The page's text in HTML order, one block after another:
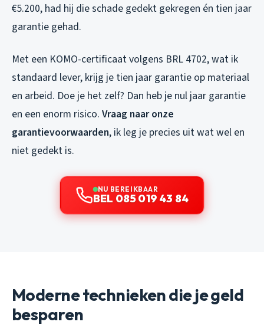
€5.200, had hij die schade gedekt gekregen én tien jaar
garantie gehad.
Met een KOMO-certificaat volgens BRL 4702, wat ik
standaard lever, krijg je tien jaar garantie op materiaal
en arbeid. Doe je het zelf? Dan heb je nul jaar garantie
en een enorm risico. Vraag naar onze
garantievoorwaarden, ik leg je precies uit wat wel en
niet gedekt is.
NU BEREIKBAAR
BEL 085 019 43 84
Moderne technieken die je geld
besparen